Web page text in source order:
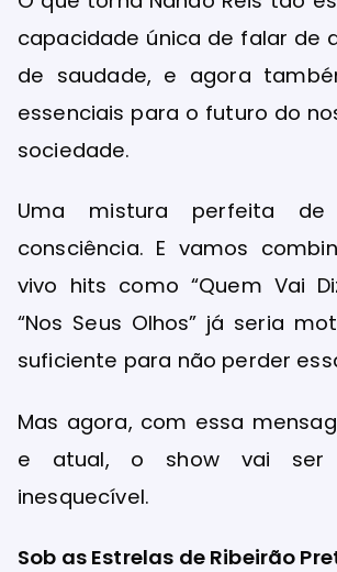
capacidade única de falar de
de saudade, e agora
essenciais para o futuro do
sociedade.
Uma mistura perfeita
consciência. E vamos
vivo hits como “Quem Vai
“Nos Seus Olhos” já seria
suficiente para não perder
Mas agora, com essa
e atual, o show vai ser
inesquecível.
Sob as Estrelas de Ribeirão